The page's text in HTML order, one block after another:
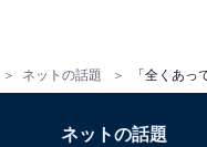
ネットの話題
ネットの話題